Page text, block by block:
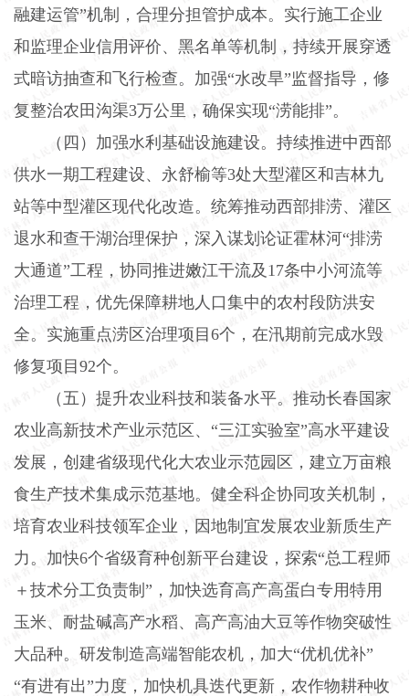
融建运管”机制，合理分担管护成本。实行施工企业
和监理企业信用评价、黑名单等机制，持续开展穿透
式暗访抽查和飞行检查。加强“水改旱”监督指导，修
复整治农田沟渠3万公里，确保实现“涝能排”。
（四）加强水利基础设施建设。 持续推进中西部
供水一期工程建设、永舒榆等3处大型灌区和吉林九
站等中型灌区现代化改造。统筹推动西部排涝、灌区
退水和查干湖治理保护，深入谋划论证霍林河“排涝
大通道”工程，协同推进嫩江干流及 17条中小河流等
治理工程，优先保障耕地人口集中的农村段防洪安
全。实施重点涝区治理项目6个，在汛期前完成水毁
修复项目92个。
（五）提升农业科技和装备水平。 推动长春国家
农业高新技术产业示范区、“三江实验室”高水平建设
发展，创建省级现代化大农业示范园区，建立万亩粮
食生产技术集成示范基地。健全科企协同攻关机制，
培育农业科技领军企业，因地制宜发展农业新质生产
力。加快6个省级育种创新平台建设，探索“总工程师
＋技术分工负责制”，加快选育高产高蛋白专用特用
玉米、耐盐碱高产水稻、高产高油大豆等作物突破性
大品种。研发制造高端智能农机，加大“优机优补”
“有进有出”力度，加快机具迭代更新，农作物耕种收